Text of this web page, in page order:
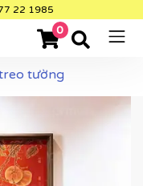
22 1985
0
tường